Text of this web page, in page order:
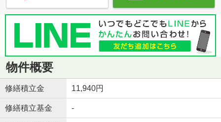
物件概要
修繕積立金 11,940円
修繕積立基金 -